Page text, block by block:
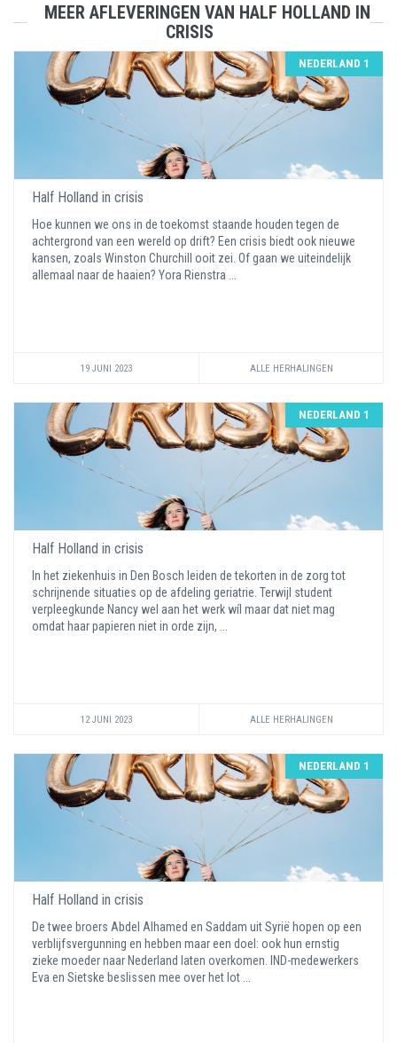
MEER AFLEVERINGEN VAN HALF HOLLAND IN
CRISIS
NEDERLAND 1
Half Holland in crisis
Hoe kunnen we ons in de toekomst staande houden tegen de
achtergrond van een wereld op drift? Een crisis biedt ook nieuwe
kansen, zoals Winston Churchill ooit zei. Of gaan we uiteindelijk
allemaal naar de haaien? Yora Rienstra ...
19 JUNI 2023 ALLE HERHALINGEN
NEDERLAND 1
Half Holland in crisis
In het ziekenhuis in Den Bosch leiden de tekorten in de zorg tot
schrijnende situaties op de afdeling geriatrie. Terwijl student
verpleegkunde Nancy wel aan het werk wíl maar dat niet mag
omdat haar papieren niet in orde zijn, ...
12 JUNI 2023 ALLE HERHALINGEN
NEDERLAND 1
Half Holland in crisis
De twee broers Abdel Alhamed en Saddam uit Syrië hopen op een
verblijfsvergunning en hebben maar een doel: ook hun ernstig
zieke moeder naar Nederland laten overkomen. IND-medewerkers
Eva en Sietske beslissen mee over het lot ...